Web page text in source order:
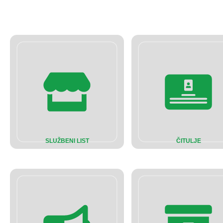
SLUŽBENI LIST ČITULJE